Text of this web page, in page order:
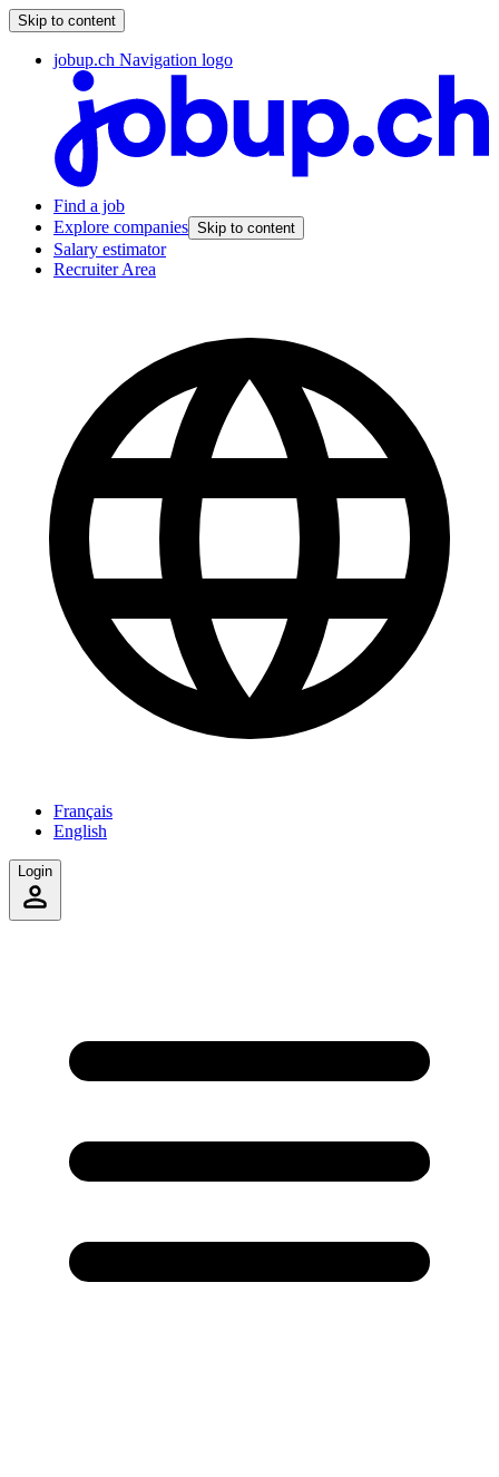
Skip to content
jobup.ch Navigation logo
Find a job
Explore companies Skip to content
Salary estimator
Recruiter Area
Français
English
Login